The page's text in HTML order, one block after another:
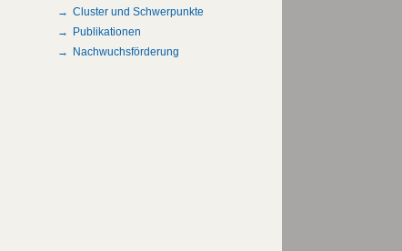
Cluster und Schwerpunkte
Publikationen
Nachwuchsförderung